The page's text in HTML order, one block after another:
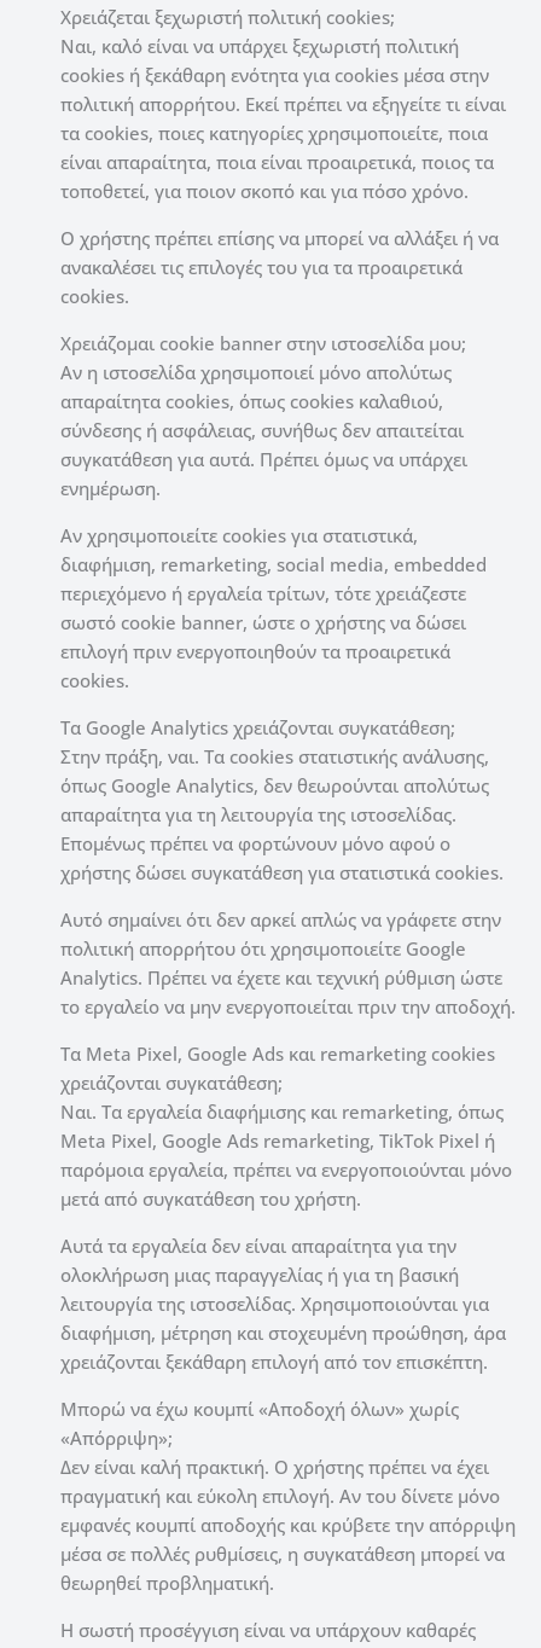
Χρειάζεται ξεχωριστή πολιτική cookies;
Ναι, καλό είναι να υπάρχει ξεχωριστή πολιτική
cookies ή ξεκάθαρη ενότητα για cookies μέσα στην
πολιτική απορρήτου. Εκεί πρέπει να εξηγείτε τι είναι
τα cookies, ποιες κατηγορίες χρησιμοποιείτε, ποια
είναι απαραίτητα, ποια είναι προαιρετικά, ποιος τα
τοποθετεί, για ποιον σκοπό και για πόσο χρόνο.
Ο χρήστης πρέπει επίσης να μπορεί να αλλάξει ή να
ανακαλέσει τις επιλογές του για τα προαιρετικά
cookies.
Χρειάζομαι cookie banner στην ιστοσελίδα μου;
Αν η ιστοσελίδα χρησιμοποιεί μόνο απολύτως
απαραίτητα cookies, όπως cookies καλαθιού,
σύνδεσης ή ασφάλειας, συνήθως δεν απαιτείται
συγκατάθεση για αυτά. Πρέπει όμως να υπάρχει
ενημέρωση.
Αν χρησιμοποιείτε cookies για στατιστικά,
διαφήμιση, remarketing, social media, embedded
περιεχόμενο ή εργαλεία τρίτων, τότε χρειάζεστε
σωστό cookie banner, ώστε ο χρήστης να δώσει
επιλογή πριν ενεργοποιηθούν τα προαιρετικά
cookies.
Τα Google Analytics χρειάζονται συγκατάθεση;
Στην πράξη, ναι. Τα cookies στατιστικής ανάλυσης,
όπως Google Analytics, δεν θεωρούνται απολύτως
απαραίτητα για τη λειτουργία της ιστοσελίδας.
Επομένως πρέπει να φορτώνουν μόνο αφού ο
χρήστης δώσει συγκατάθεση για στατιστικά cookies.
Αυτό σημαίνει ότι δεν αρκεί απλώς να γράφετε στην
πολιτική απορρήτου ότι χρησιμοποιείτε Google
Analytics. Πρέπει να έχετε και τεχνική ρύθμιση ώστε
το εργαλείο να μην ενεργοποιείται πριν την αποδοχή.
Τα Meta Pixel, Google Ads και remarketing cookies
χρειάζονται συγκατάθεση;
Ναι. Τα εργαλεία διαφήμισης και remarketing, όπως
Meta Pixel, Google Ads remarketing, TikTok Pixel ή
παρόμοια εργαλεία, πρέπει να ενεργοποιούνται μόνο
μετά από συγκατάθεση του χρήστη.
Αυτά τα εργαλεία δεν είναι απαραίτητα για την
ολοκλήρωση μιας παραγγελίας ή για τη βασική
λειτουργία της ιστοσελίδας. Χρησιμοποιούνται για
διαφήμιση, μέτρηση και στοχευμένη προώθηση, άρα
χρειάζονται ξεκάθαρη επιλογή από τον επισκέπτη.
Μπορώ να έχω κουμπί «Αποδοχή όλων» χωρίς
«Απόρριψη»;
Δεν είναι καλή πρακτική. Ο χρήστης πρέπει να έχει
πραγματική και εύκολη επιλογή. Αν του δίνετε μόνο
εμφανές κουμπί αποδοχής και κρύβετε την απόρριψη
μέσα σε πολλές ρυθμίσεις, η συγκατάθεση μπορεί να
θεωρηθεί προβληματική.
Η σωστή προσέγγιση είναι να υπάρχουν καθαρές